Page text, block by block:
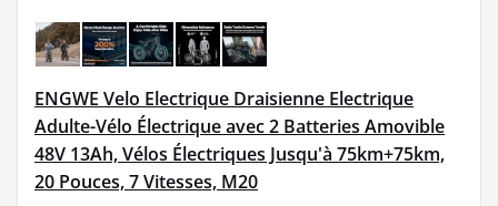
ENGWE Velo Electrique Draisienne Electrique
Adulte-Vélo Électrique avec 2 Batteries Amovible
48V 13Ah, Vélos Électriques Jusqu'à 75km+75km,
20 Pouces, 7 Vitesses, M20